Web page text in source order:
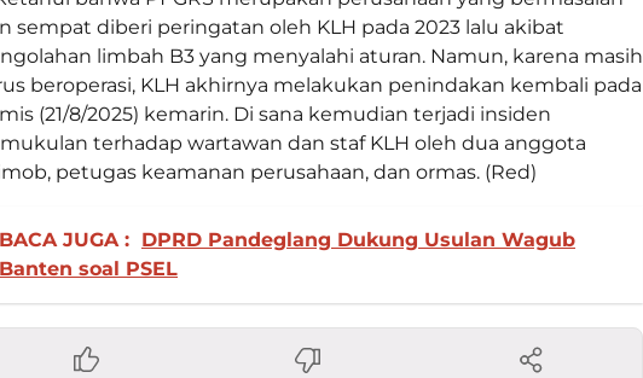
sempat diberi peringatan oleh KLH pada 2023 lalu akibat
limbah B3 yang menyalahi aturan. Namun, karena masih
beroperasi, KLH akhirnya melakukan penindakan kembali pada
(21/8/2025) kemarin. Di sana kemudian terjadi insiden
terhadap wartawan dan staf KLH oleh dua anggota
petugas keamanan perusahaan, dan ormas. (Red)
BACA JUGA : DPRD Pandeglang Dukung Usulan Wagub
Banten soal PSEL